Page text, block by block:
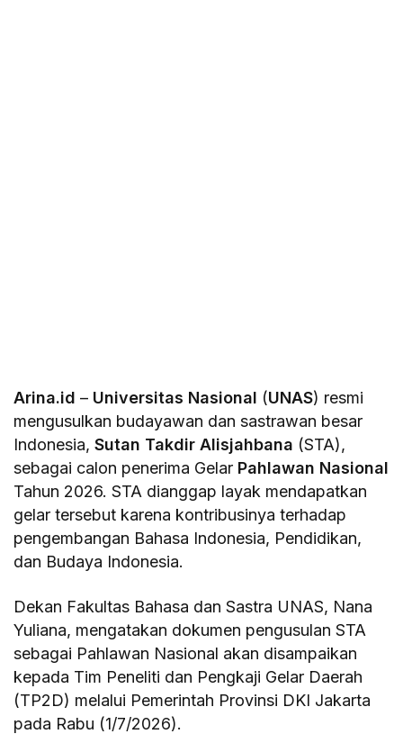
Arina.id – Universitas Nasional (UNAS) resmi
mengusulkan budayawan dan sastrawan besar
Indonesia,Sutan Takdir Alisjahbana (STA),
sebagai calon penerima Gelar Pahlawan Nasional
Tahun 2026. STA dianggap layak mendapatkan
gelar tersebut karena kontribusinya terhadap
pengembangan Bahasa Indonesia, Pendidikan,
dan Budaya Indonesia.
Dekan Fakultas Bahasa dan Sastra UNAS, Nana
Yuliana, mengatakan dokumen pengusulan STA
sebagai Pahlawan Nasional akan disampaikan
kepada Tim Peneliti dan Pengkaji Gelar Daerah
(TP2D) melalui Pemerintah Provinsi DKI Jakarta
pada Rabu (1/7/2026).